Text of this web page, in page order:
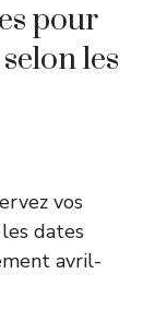
pour
les
vos
dates
avril-